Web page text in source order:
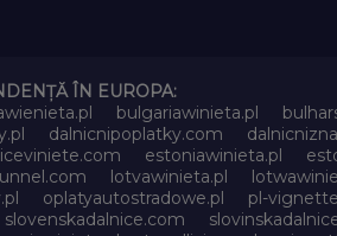
ÎN EUROPA:
bulgariawinieta.pl
dalnicnipoplatky.com
estoniawinieta.pl
lotvawinieta.pl
oplatyautostradowe.pl pl-
slovenskadalnice.com